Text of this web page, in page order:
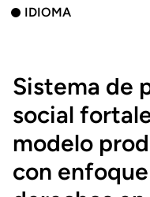
IDIOMA
Sistema de
social
modelo
con